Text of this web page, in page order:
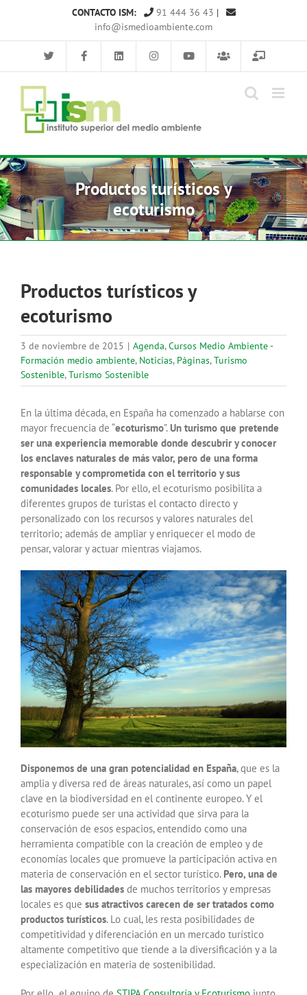
CONTACTO ISM: 91 444 36 43 |
info@ismedioambiente.com
Productos turísticos y
ecoturismo
Productos turísticos y
ecoturismo
3 de noviembre de 2015 | Agenda,Cursos Medio Ambiente -
Formación medio ambiente, Noticias, Páginas,Turismo
Sostenible,Turismo Sostenible
En la última década, en España ha comenzado a hablarse con
mayor frecuencia de “ecoturismo”. Un turismo que pretende
ser una experiencia memorable donde descubrir y conocer
los enclaves naturales de más valor, pero de una forma
responsable y comprometida con el territorio y sus
comunidades locales. Por ello, el ecoturismo posibilita a
diferentes grupos de turistas el contacto directo y
personalizado con los recursos y valores naturales del
territorio; además de ampliar y enriquecer el modo de
pensar, valorar y actuar mientras viajamos.
Disponemos de una gran potencialidad en España, que es la
amplia y diversa red de áreas naturales, así como un papel
clave en la biodiversidad en el continente europeo. Y el
ecoturismo puede ser una actividad que sirva para la
conservación de esos espacios, entendido como una
herramienta compatible con la creación de empleo y de
economías locales que promueve la participación activa en
materia de conservación en el sector turístico. Pero, una de
las mayores debilidades de muchos territorios y empresas
locales es que sus atractivos carecen de ser tratados como
productos turísticos. Lo cual, les resta posibilidades de
competitividad y diferenciación en un mercado turístico
altamente competitivo que tiende a la diversificación y a la
especialización en materia de sostenibilidad.